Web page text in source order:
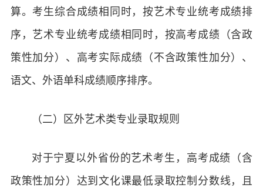
算。考生综合成绩相同时，按艺术专业统考成绩排
序，艺术专业统考成绩相同时，按高考成绩（含政
策性加分）、高考实际成绩（不含政策性加分）、
语文、外语单科成绩顺序排序。
（二）区外艺术类专业录取规则
对于宁夏以外省份的艺术考生，高考成绩（含
政策性加分）达到文化课最低录取控制分数线，且